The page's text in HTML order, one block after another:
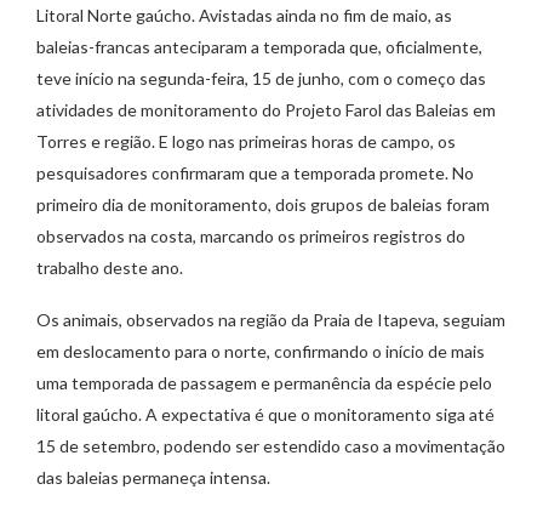
Litoral Norte gaúcho. Avistadas ainda no fim de maio, as
baleias-francas anteciparam a temporada que, oficialmente,
teve início na segunda-feira, 15 de junho, com o começo das
atividades de monitoramento do Projeto Farol das Baleias em
Torres e região. E logo nas primeiras horas de campo, os
pesquisadores confirmaram que a temporada promete. No
primeiro dia de monitoramento, dois grupos de baleias foram
observados na costa, marcando os primeiros registros do
trabalho deste ano.
Os animais, observados na região da Praia de Itapeva, seguiam
em deslocamento para o norte, confirmando o início de mais
uma temporada de passagem e permanência da espécie pelo
litoral gaúcho. A expectativa é que o monitoramento siga até
15 de setembro, podendo ser estendido caso a movimentação
das baleias permaneça intensa.